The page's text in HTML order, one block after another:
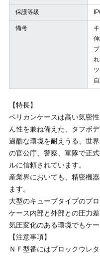
保護等級
備考
【特長】
ペリカンケースは高い気密
ん性を兼ね備えた、タフボ
過酷な環境を耐えうる、世
の官公庁、警察、軍隊で正
ルに信頼されています。
産業界においても、精密機
ます。
大型のキューブタイプのプ
ケース内部と外部との圧力
気圧変化のある環境でもケ
【注意事項】
ＮＦ型番にはブロックウレ